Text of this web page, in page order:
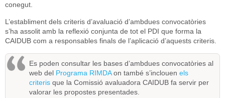
conegut.
L’establiment dels criteris d’avaluació d’ambdues convocatòries
s’ha assolit amb la reflexió conjunta de tot el PDI que forma la
CAIDUB com a responsables finals de l’aplicació d’aquests criteris.
Es poden consultar les bases d’ambdues convocatòries al
web del Programa RIMDAon també s’inclouen els
criteris que la Comissió avaluadora CAIDUB fa servir per
valorar les propostes presentades.